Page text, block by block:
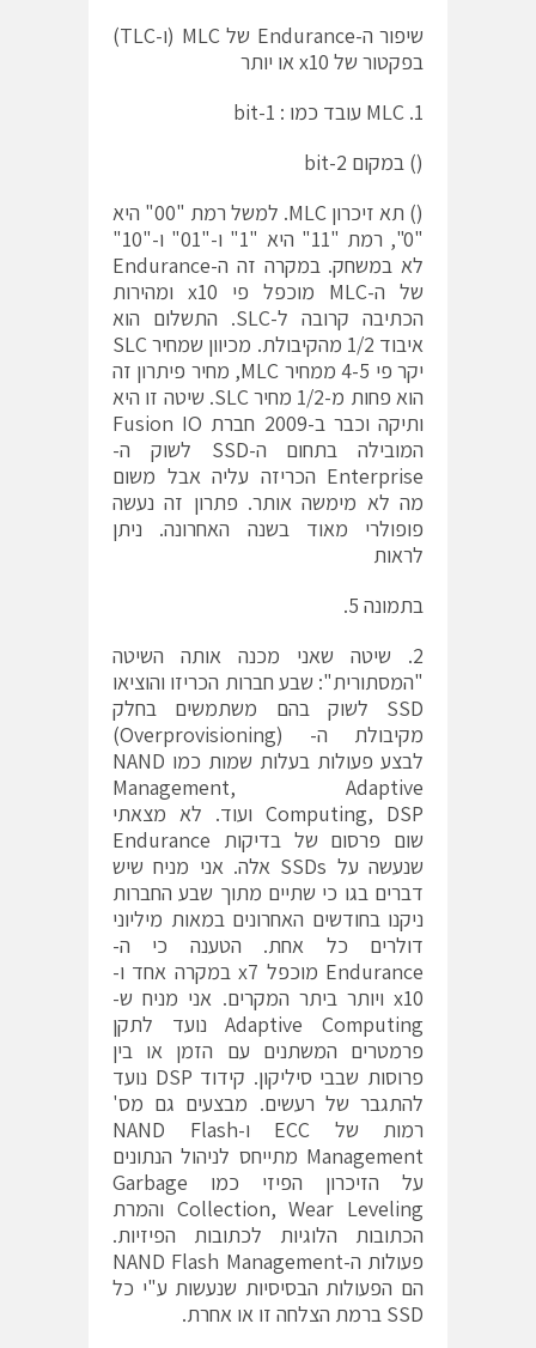
שיפור ה-Endurance של MLC (ו-TLC)
בפקטור של x10 או יותר
1. MLC עובד כמו : 1-bit
() במקום 2-bit
() תא זיכרון MLC. למשל רמת "00" היא
"0", רמת "11" היא "1" ו-"01" ו-"10"
לא במשחק. במקרה זה ה-Endurance
של ה-MLC מוכפל פי x10 ומהירות
הכתיבה קרובה ל-SLC. התשלום הוא
איבוד 1/2 מהקיבולת. מכיוון שמחיר SLC
יקר פי 4-5 ממחיר MLC, מחיר פיתרון זה
הוא פחות מ-1/2 מחיר SLC. שיטה זו היא
ותיקה וכבר ב-2009 חברת Fusion IO
המובילה בתחום ה-SSD לשוק ה-
Enterprise הכריזה עליה אבל משום
מה לא מימשה אותר. פתרון זה נעשה
פופולרי מאוד בשנה האחרונה. ניתן
לראות
בתמונה 5.
2. שיטה שאני מכנה אותה השיטה
"המסתורית": שבע חברות הכריזו והוציאו
SSD לשוק בהם משתמשים בחלק
מקיבולת ה- (Overprovisioning)
לבצע פעולות בעלות שמות כמו NAND
Management, Adaptive
Computing, DSP ועוד. לא מצאתי
שום פרסום של בדיקות Endurance
שנעשה על SSDs אלה. אני מניח שיש
דברים בגו כי שתיים מתוך שבע החברות
ניקנו בחודשים האחרונים במאות מיליוני
דולרים כל אחת. הטענה כי ה-
Endurance מוכפל x7 במקרה אחד ו-
x10 ויותר ביתר המקרים. אני מניח ש-
Adaptive Computing נועד לתקן
פרמטרים המשתנים עם הזמן או בין
פרוסות שבבי סיליקון. קידוד DSP נועד
להתגבר של רעשים. מבצעים גם מס'
רמות של ECC ו-NAND Flash
Management מתייחס לניהול הנתונים
על הזיכרון הפיזי כמו Garbage
Collection, Wear Leveling והמרת
הכתובות הלוגיות לכתובות הפיזיות.
פעולות ה-NAND Flash Management
הם הפעולות הבסיסיות שנעשות ע"י כל
SSD ברמת הצלחה זו או אחרת.